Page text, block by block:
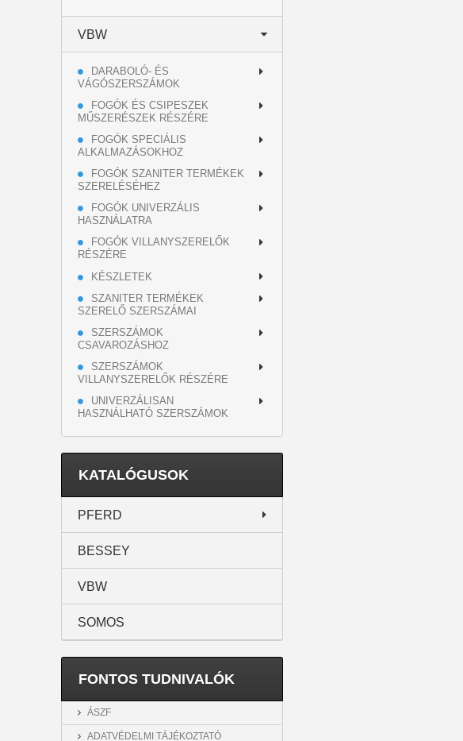
VBW
DARABOLÓ- ÉS
VÁGÓSZERSZÁMOK
FOGÓK ÉS CSIPESZEK
MŰSZERÉSZEK RÉSZÉRE
FOGÓK SPECIÁLIS
ALKALMAZÁSOKHOZ
FOGÓK SZANITER TERMÉKEK
SZERELÉSÉHEZ
FOGÓK UNIVERZÁLIS
HASZNÁLATRA
FOGÓK VILLANYSZERELŐK
RÉSZÉRE
KÉSZLETEK
SZANITER TERMÉKEK
SZERELŐ SZERSZÁMAI
SZERSZÁMOK
CSAVAROZÁSHOZ
SZERSZÁMOK
VILLANYSZERELŐK RÉSZÉRE
UNIVERZÁLISAN
HASZNÁLHATÓ SZERSZÁMOK
KATALÓGUSOK
PFERD
BESSEY
VBW
SOMOS
FONTOS TUDNIVALÓK
ÁSZF
ADATVÉDELMI TÁJÉKOZTATÓ